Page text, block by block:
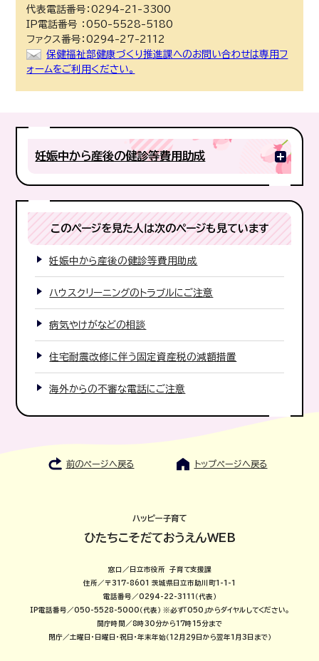
代表電話番号：0294-21-3300
IP電話番号 ：050-5528-5180
ファクス番号：0294-27-2112
保健福祉部健康づくり推進課へのお問い合わせは専用フ
ォームをご利用ください。
妊娠中から産後の健診等費用助成
このページを見た人は次のページも見ています
妊娠中から産後の健診等費用助成
ハウスクリーニングのトラブルにご注意
病気やけがなどの相談
住宅耐震改修に伴う固定資産税の減額措置
海外からの不審な電話にご注意
前のページへ戻る トップページへ戻る
ハッピー子育て
ひたちこそだておうえんWEB
窓口／日立市役所 子育て支援課
住所／〒317-8601 茨城県日立市助川町1-1-1
電話番号／0294-22-3111（代表）
IP電話番号／050-5528-5000（代表） ※必ず「050」からダイヤルしてください。
開庁時間／8時30分から17時15分まで
閉庁／土曜日・日曜日・祝日・年末年始（12月29日から翌年1月3日まで）